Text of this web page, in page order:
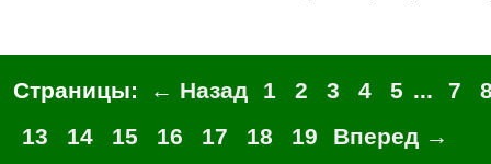
Страницы: ← Назад 1 2 3 4 5 ... 7
13
14 15 16 17 18 19 Вперед →